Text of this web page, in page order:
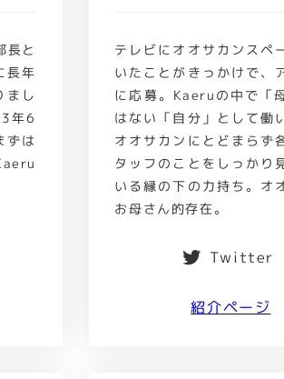
長と
長年
まし
年6
ずは
テレビにオオサカンスペ
いたことがきっかけで、
に応募。Kaeruの中で「
はない「自分」として働
オオサカンにとどまらず
タッフのことをしっかり
いる縁の下の力持ち。オ
お母さん的存在。
Twitter
紹介ページ